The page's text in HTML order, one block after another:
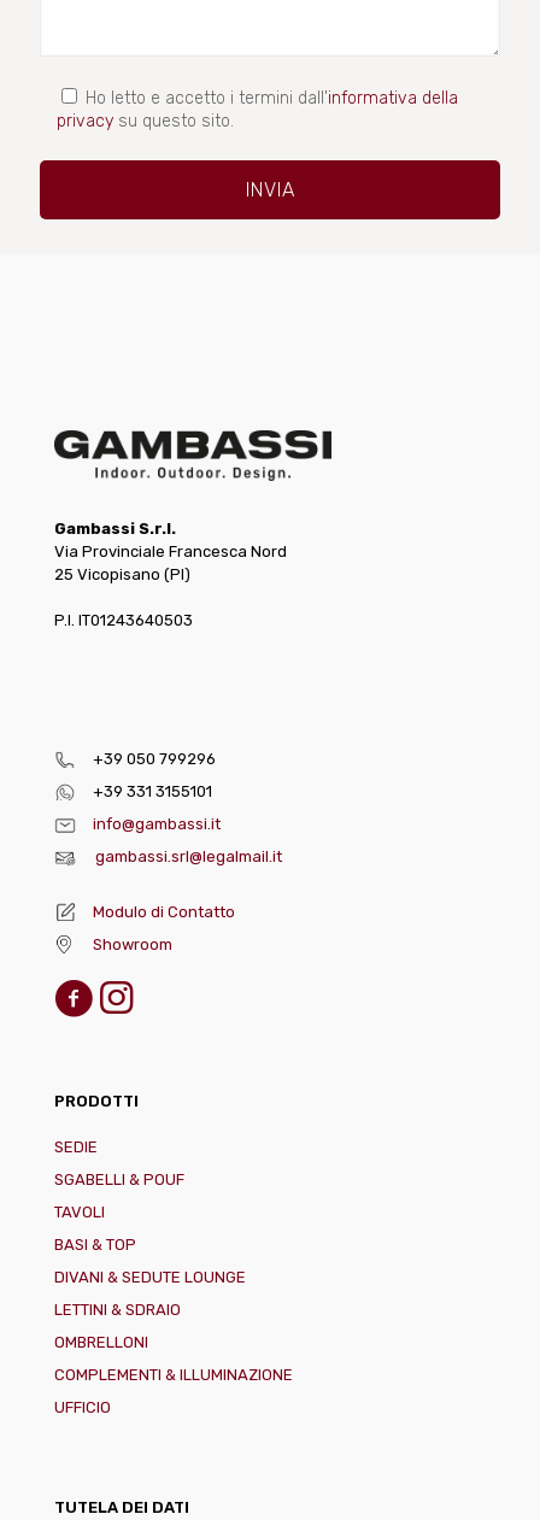
Ho letto e accetto i termini dall'informativa della
privacy su questo sito.
Gambassi S.r.l.
Via Provinciale Francesca Nord
25 Vicopisano (PI)
P.I. IT01243640503
+39 050 799296
+39 331 3155101
info@gambassi.it
gambassi.srl@legalmail.it
Modulo di Contatto
Showroom
PRODOTTI
SEDIE
SGABELLI & POUF
TAVOLI
BASI & TOP
DIVANI & SEDUTE LOUNGE
LETTINI & SDRAIO
OMBRELLONI
COMPLEMENTI & ILLUMINAZIONE
UFFICIO
TUTELA DEI DATI